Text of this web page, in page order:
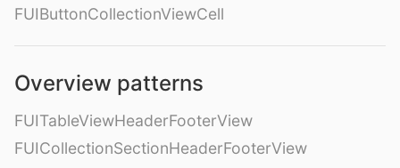
FUIButtonCollectionViewCell
Overview patterns
FUITableViewHeaderFooterView
FUICollectionSectionHeaderFooterView